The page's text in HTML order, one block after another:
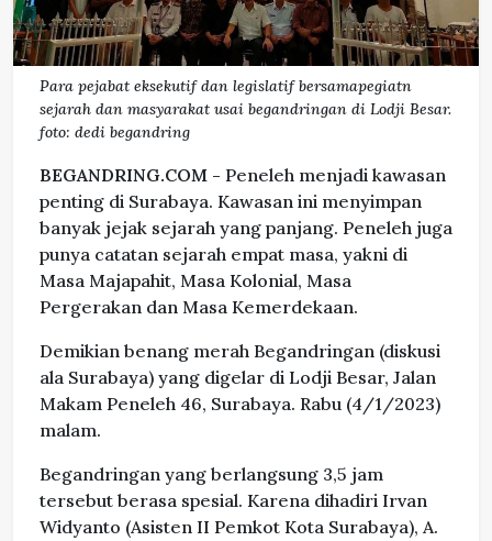
Para pejabat eksekutif dan legislatif bersamapegiatn
sejarah dan masyarakat usai begandringan di Lodji Besar.
foto: dedi begandring
BEGANDRING.COM - Peneleh menjadi kawasan
penting di Surabaya. Kawasan ini menyimpan
banyak jejak sejarah yang panjang. Peneleh juga
punya catatan sejarah empat masa, yakni di
Masa Majapahit, Masa Kolonial, Masa
Pergerakan dan Masa Kemerdekaan.
Demikian benang merah Begandringan (diskusi
ala Surabaya) yang digelar di Lodji Besar, Jalan
Makam Peneleh 46, Surabaya. Rabu (4/1/2023)
malam.
Begandringan yang berlangsung 3,5 jam
tersebut berasa spesial. Karena dihadiri Irvan
Widyanto (Asisten II Pemkot Kota Surabaya), A.